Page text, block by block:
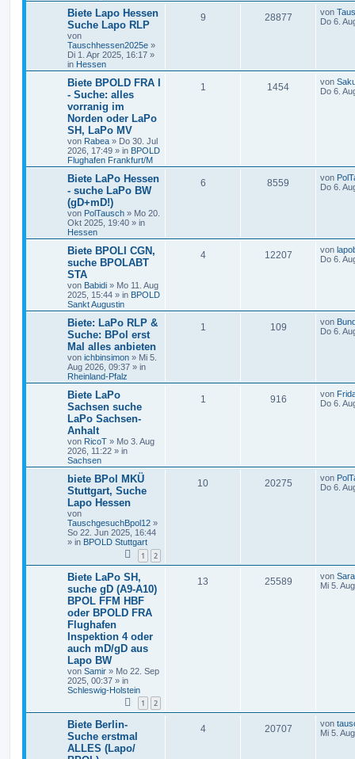
Biete Lapo Hessen
Suche Lapo RLP
von
Tauschhessen2025e »
Di 1. Apr 2025, 16:17 »
in Hessen
9 28877 von
Do 6.
Biete BPOLD FRA I
- Suche: alles
vorranig im
Norden oder LaPo
SH, LaPo MV
von Rabea » Do 30. Jul
2026, 17:49 » in BPOLD
Flughafen Frankfurt/M
1 1454 von
Do 6.
Biete LaPo Hessen
- suche LaPo BW
(gD+mD!)
von PolTausch » Mo 20.
Okt 2025, 19:40 » in
Hessen
6 8559 von
Do 6.
Biete BPOLI CGN,
suche BPOLABT
STA
von Babidi » Mo 11. Aug
2025, 15:44 » in BPOLD
Sankt Augustin
4 12207 von
Do 6.
Biete: LaPo RLP &
Suche: BPol erst
Mal alles anbieten
von ichbinsimon » Mi 5.
Aug 2026, 09:37 » in
Rheinland-Pfalz
1 109 von
Do 6.
Biete LaPo
Sachsen suche
LaPo Sachsen-
Anhalt
von RicoT » Mo 3. Aug
2026, 11:22 » in
Sachsen
1 916 von
Do 6.
biete BPol MKÜ
Stuttgart, Suche
Lapo Hessen
von
TauschgesuchBpol12 »
So 22. Jun 2025, 16:44
» in BPOLD Stuttgart
1 2
10 20275 von
Do 6.
Biete LaPo SH,
suche gD (A9-A10)
BPOL FFM HBF
oder BPOLD FRA
Flughafen
Inspektion 4 oder
auch mD/gD aus
Lapo BW
von Samir » Mo 22. Sep
2025, 00:37 » in
Schleswig-Holstein
1 2
13 25589 von
Mi 5.
Biete Berlin-
Suche erstmal
ALLES (Lapo/
4 20707 von
Mi 5.